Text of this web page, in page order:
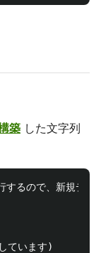
築 した文字列
るので、新規ディ
ています)